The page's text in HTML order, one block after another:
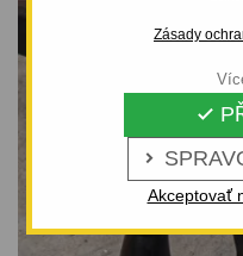
Zásady


Akceptovať